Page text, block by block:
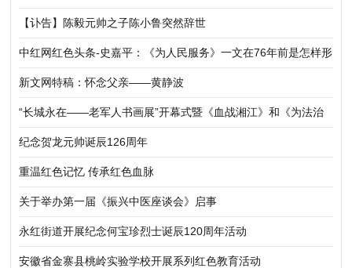
联欢会在京举行
【讣告】陈毅元帅之子陈小鲁突然辞世
中红网红色头条-史嘉平：《为人民服务》一文在76年前是怎样形
成的
新文网特稿：怀念父亲——黄静波
“长城永在——老军人书画展”开幕式暨《血战湘江》和《为法治
呐喊?江平》纪念邮简首发式京举行
纪念贺龙元帅诞辰126周年
重温红色记忆 传承红色血脉
关于举办第一届《振兴中医座谈会》启事
永红街道开展纪念何宝珍烈士诞辰120周年活动
安徽省金寨县桃岭实验学校开展系列红色教育活动